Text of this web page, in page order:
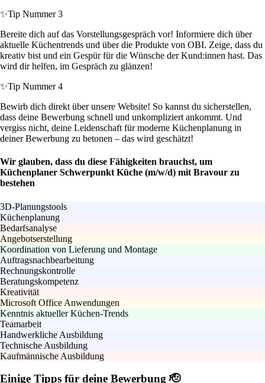
✨Tip Nummer 3
Bereite dich auf das Vorstellungsgespräch vor! Informiere dich über
aktuelle Küchentrends und über die Produkte von OBI. Zeige, dass du
kreativ bist und ein Gespür für die Wünsche der Kund:innen hast. Das
wird dir helfen, im Gespräch zu glänzen!
✨Tip Nummer 4
Bewirb dich direkt über unsere Website! So kannst du sicherstellen,
dass deine Bewerbung schnell und unkompliziert ankommt. Und
vergiss nicht, deine Leidenschaft für moderne Küchenplanung in
deiner Bewerbung zu betonen – das wird geschätzt!
Wir glauben, dass du diese Fähigkeiten brauchst, um
Küchenplaner Schwerpunkt Küche (m/w/d) mit Bravour zu
bestehen
3D-Planungstools
Küchenplanung
Bedarfsanalyse
Angebotserstellung
Koordination von Lieferung und Montage
Auftragsnachbearbeitung
Rechnungskontrolle
Beratungskompetenz
Kreativität
Microsoft Office Anwendungen
Kenntnis aktueller Küchen-Trends
Teamarbeit
Handwerkliche Ausbildung
Technische Ausbildung
Kaufmännische Ausbildung
Einige Tipps für deine Bewerbung 🫡